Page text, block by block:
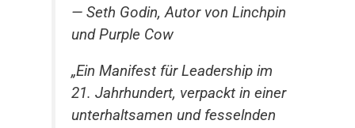
— Seth Godin, Autor von Linchpin
und Purple Cow
„Ein Manifest für Leadership im
21. Jahrhundert, verpackt in einer
unterhaltsamen und fesselnden